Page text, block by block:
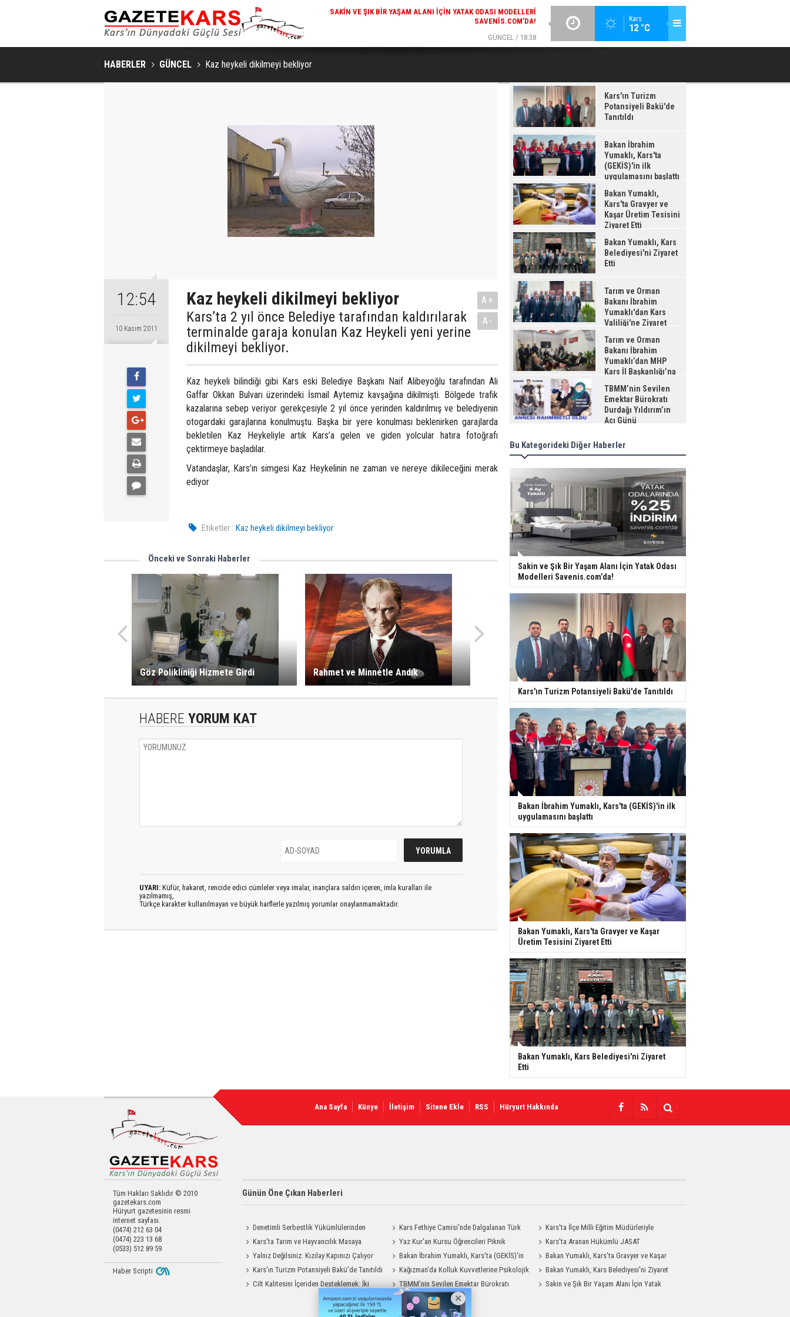
Kars
12 °C
GÜNCEL / 18:38
BAKAN İBRAHIM YUMAKLI, KARS'TA (GEKİS)'IN ILK
HABERLER GÜNCEL Kaz heykeli dikilmeyi bekliyor
12:54
10 Kasım 2011
Kaz heykeli dikilmeyi bekliyor
Kars’ta 2 yıl önce Belediye tarafından kaldırılarak
terminalde garaja konulan Kaz Heykeli yeni yerine
dikilmeyi bekliyor.
A+
A-
Kaz heykeli bilindiği gibi Kars eski Belediye Başkanı Naif Alibeyoğlu tarafından Ali
Gaffar Okkan Bulvarı üzerindeki İsmail Aytemiz kavşağına dikilmişti. Bölgede trafik
kazalarına sebep veriyor gerekçesiyle 2 yıl önce yerinden kaldırılmış ve belediyenin
otogardaki garajlarına konulmuştu. Başka bir yere konulması beklenirken garajlarda
bekletilen Kaz Heykeliyle artık Kars’a gelen ve giden yolcular hatıra fotoğrafı
çektirmeye başladılar.
Vatandaşlar, Kars’ın simgesi Kaz Heykelinin ne zaman ve nereye dikileceğini merak
ediyor
Etiketler : Kaz heykeli dikilmeyi bekliyor
Önceki ve Sonraki Haberler
Göz Polikliniği Hizmete Girdi Rahmet ve Minnetle Andık
HABERE YORUM KAT
UYARI: Küfür, hakaret, rencide edici cümleler veya imalar, inançlara saldırı içeren, imla kuralları ile
yazılmamış,
Türkçe karakter kullanılmayan ve büyük harflerle yazılmış yorumlar onaylanmamaktadır.
Kars'ın Turizm
Potansiyeli Bakü'de
Tanıtıldı
Bakan İbrahim
Yumaklı, Kars'ta
(GEKİS)'in ilk
uygulamasını başlattı
Bakan Yumaklı,
Kars'ta Gravyer ve
Kaşar Üretim Tesisini
Ziyaret Etti
Bakan Yumaklı, Kars
Belediyesi'ni Ziyaret
Etti
Tarım ve Orman
Bakanı İbrahim
Yumaklı'dan Kars
Valiliği'ne Ziyaret
Tarım ve Orman
Bakanı İbrahim
Yumaklı’dan MHP
Kars İl Başkanlığı’na
Ziyaret
TBMM’nin Sevilen
Emektar Bürokratı
Durdağı Yıldırım’ın
Acı Günü
Bu Kategorideki Diğer Haberler
Sakin ve Şık Bir Yaşam Alanı İçin Yatak Odası
Modelleri Savenis.com’da!
Kars'ın Turizm Potansiyeli Bakü'de Tanıtıldı
Bakan İbrahim Yumaklı, Kars'ta (GEKİS)'in ilk
uygulamasını başlattı
Bakan Yumaklı, Kars'ta Gravyer ve Kaşar
Üretim Tesisini Ziyaret Etti
Bakan Yumaklı, Kars Belediyesi'ni Ziyaret
Etti
Ana Sayfa Künye İletişim Sitene Ekle RSS Hüryurt Hakkında
Tüm Hakları Saklıdır © 2010
gazetekars.com
Hüryurt gazetesinin resmi
internet sayfası.
(0474) 212 63 04
(0474) 223 13 68
(0533) 512 89 59
Günün Öne Çıkan Haberleri
Denetimli Serbestlik Yükümlülerinden
Okula Temizlik Desteği
Kars Fethiye Camisi'nde Dalgalanan Türk
Bayrağı Görenlerin Beğenisini Topladı
Kars'ta İlçe Milli Eğitim Müdürleriyle
Değerlendirme Toplantısı
Kars'ta Tarım ve Hayvancılık Masaya
Yatırıldı
Yaz Kur'an Kursu Öğrencileri Piknik
Coşkusu Yaşadı
Kars'ta Aranan Hükümlü JASAT
Operasyonuyla Yakalandı
Yalnız Değilsiniz: Kızılay Kapınızı Çalıyor
Bakan İbrahim Yumaklı, Kars'ta (GEKİS)'in
ilk uygulamasını başlattı
Bakan Yumaklı, Kars'ta Gravyer ve Kaşar
Üretim Tesisini Ziyaret Etti
Kars'ın Turizm Potansiyeli Bakü'de Tanıtıldı
Kağızman'da Kolluk Kuvvetlerine Psikolojik
İlk Yardım Eğitimi
Bakan Yumaklı, Kars Belediyesi'ni Ziyaret
Etti
Cilt Kalitesini İçeriden Desteklemek: İki
Enjeksiyon Uygulamasının Karşılaştırması
TBMM’nin Sevilen Emektar Bürokratı
Durdağı Yıldırım’ın Acı Günü
Sakin ve Şık Bir Yaşam Alanı İçin Yatak
Haber Scripti